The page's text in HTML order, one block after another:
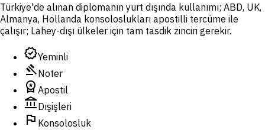
Türkiye'de alınan diplomanın yurt dışında kullanımı; ABD, UK,
Almanya, Hollanda konsoloslukları apostilli tercüme ile
çalışır; Lahey-dışı ülkeler için tam tasdik zinciri gerekir.
verifiedYeminli
gavelNoter
workspace_premium Apostil
account_balanceDışişleri
flag Konsolosluk